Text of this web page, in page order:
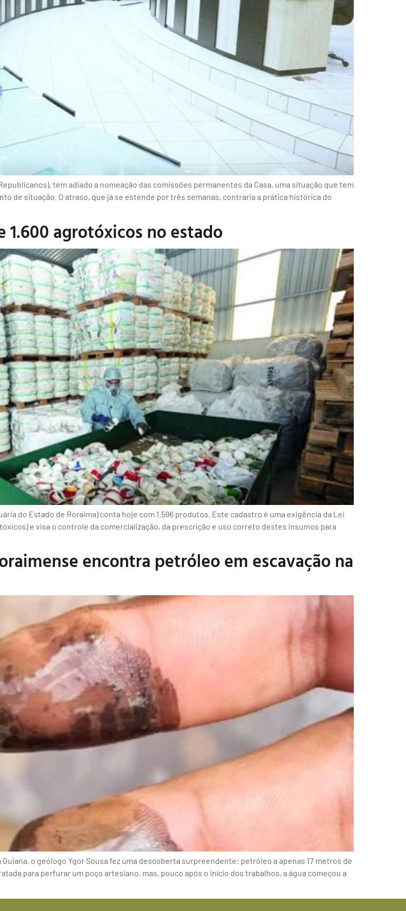
tem adiado a nomeação das comissões permanentes da Casa, uma situação que tem
de situação. O atraso, que já se estende por três semanas, contraria a prática histórica do
agrotóxicos no estado
do Estado de Roraima) conta hoje com 1.596 produtos. Este cadastro é uma exigência da Lei
e visa o controle da comercialização, da prescrição e uso correto destes insumos para
encontra petróleo em escavação na
o geólogo Ygor Sousa fez uma descoberta surpreendente: petróleo a apenas 17 metros de
para perfurar um poço artesiano, mas, pouco após o início dos trabalhos, a água começou a